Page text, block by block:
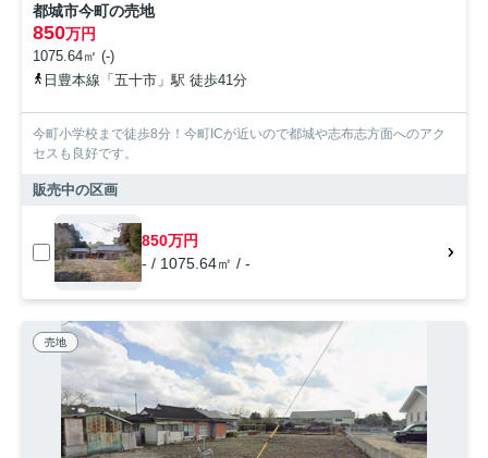
都城市今町の売地
850万円
1075.64㎡ (-)
日豊本線「五十市」駅 徒歩41分
今町小学校まで徒歩8分！今町ICが近いので都城や志布志方面へのアク
セスも良好です。
販売中の区画
850万円
- / 1075.64㎡ / -
売地